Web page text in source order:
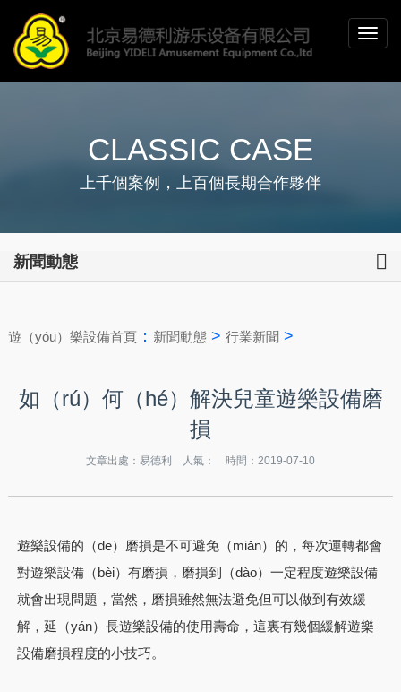
CLASSIC CASE
上千個案例，上百個長期合作夥伴
新聞動態
遊（yóu）樂設備首頁： 新聞動態> 行業新聞>
如（rú）何（hé）解決兒童遊樂設備磨
損
文章出處：易德利 人氣： 時間：2019-07-10
遊樂設備的（de）磨損是不可避免（miǎn）的，每次運轉都會
對遊樂設備（bèi）有磨損，磨損到（dào）一定程度遊樂設備
就會出現問題，當然，磨損雖然無法避免但可以做到有效緩
解，延（yán）長遊樂設備的使用壽命，這裏有幾個緩解遊樂
設備磨損程度的小技巧。